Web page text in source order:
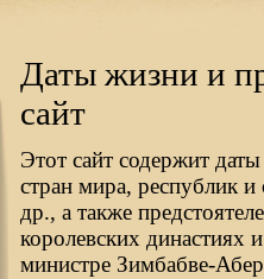
Даты жизни и
сайт
Этот сайт содержит
стран мира, республик и
др., а также
королевских династиях
министре Зимбабве-